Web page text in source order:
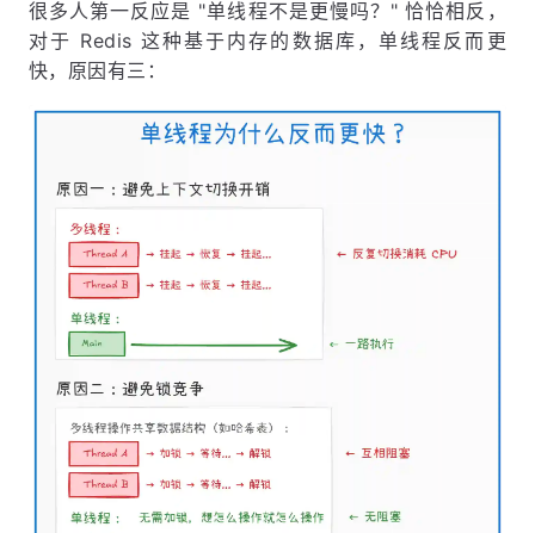
很多人第一反应是 "单线程不是更慢吗？" 恰恰相反，
对于 Redis 这种基于内存的数据库，单线程反而更
快，原因有三：